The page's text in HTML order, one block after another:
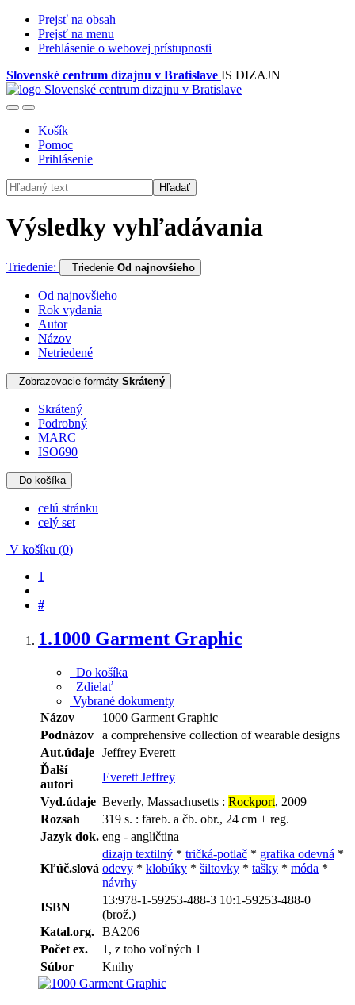
Prejsť na obsah
Prejsť na menu
Prehlásenie o webovej prístupnosti
Slovenské centrum dizajnu v Bratislave IS DIZAJN
Košík
Pomoc
Prihlásenie
Hľadať
Výsledky vyhľadávania
Triedenie: Triedenie Od najnovšieho
Od najnovšieho
Rok vydania
Autor
Názov
Netriedené
Zobrazovacie formáty Skrátený
Skrátený
Podrobný
MARC
ISO690
Do košíka
celú stránku
celý set
V košíku (0)
1
#
1.1000 Garment Graphic
Do košíka
Zdielať
Vybrané dokumenty
Názov
1000 Garment Graphic
Podnázov
a comprehensive collection of wearable designs
Aut.údaje Jeffrey Everett
Ďalší
autori
Everett Jeffrey
Vyd.údaje Beverly, Massachusetts : Rockport, 2009
Rozsah
319 s. : fareb. a čb. obr., 24 cm + reg.
Jazyk dok. eng - angličtina
Kľúč.slová
dizajn textilný * tričká-potlač * grafika odevná *
odevy * klobúky * šiltovky * tašky * móda *
návrhy
ISBN
13:978-1-59253-488-3 10:1-59253-488-0
(brož.)
Katal.org. BA206
Počet ex.
1, z toho voľných 1
Súbor
Knihy